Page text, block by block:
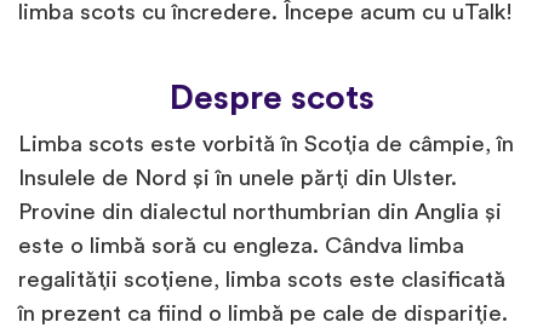
limba scots cu încredere. Începe acum cu uTalk!
Despre scots
Limba scots este vorbită în Scoția de câmpie, în
Insulele de Nord și în unele părți din Ulster.
Provine din dialectul northumbrian din Anglia și
este o limbă soră cu engleza. Cândva limba
regalității scoțiene, limba scots este clasificată
în prezent ca fiind o limbă pe cale de dispariție.